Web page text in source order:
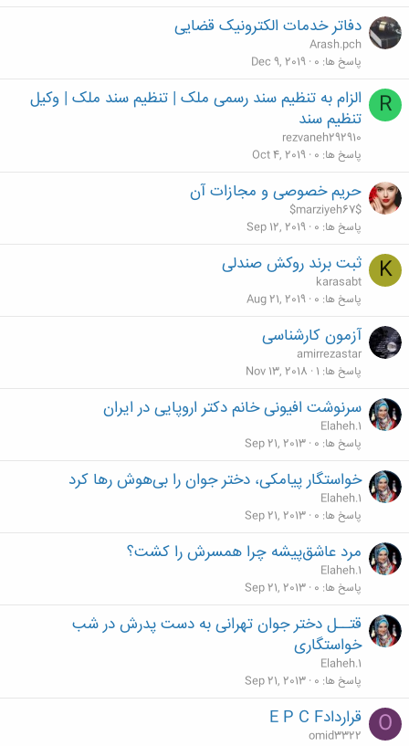
دفاتر خدمات الکترونیک قضایی
Arash.pch
پاسخ ها 0
Dec 9, 2019
R
الزام به تنظیم سند رسمی ملک | تنظیم سند ملک | وکیل
تنظیم سند
rezvaneh292910
پاسخ ها 0
Oct 4, 2019
حریم خصوصی و مجازات آن
$marziyeh67$
پاسخ ها 0
Sep 12, 2019
K ثبت برند روکش صندلی
karasabt
پاسخ ها 0
Aug 21, 2019
آزمون کارشناسی
amirrezastar
پاسخ ها 1
Nov 13, 2018
سرنوشت افيونی خانم دكتر اروپايی در ايران
Elaheh.1
پاسخ ها 0
Sep 21, 2013
خواستگار پیامکی، دختر جوان را بی‌هوش رها کرد
Elaheh.1
پاسخ ها 0
Sep 21, 2013
مرد عاشق‌پیشه چرا همسرش را کشت؟
Elaheh.1
پاسخ ها 0
Sep 21, 2013
قتــل دختر جوان تهرانی به دست پدرش در شب
خواستگاری
Elaheh.1
پاسخ ها 0
Sep 21, 2013
O قراردادE P C F
omid3322